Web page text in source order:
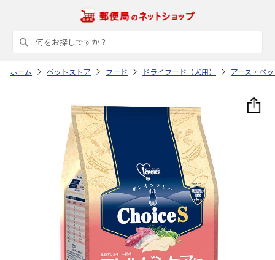
ホーム ペットストア フード ドライフード（犬用） アース・ペ